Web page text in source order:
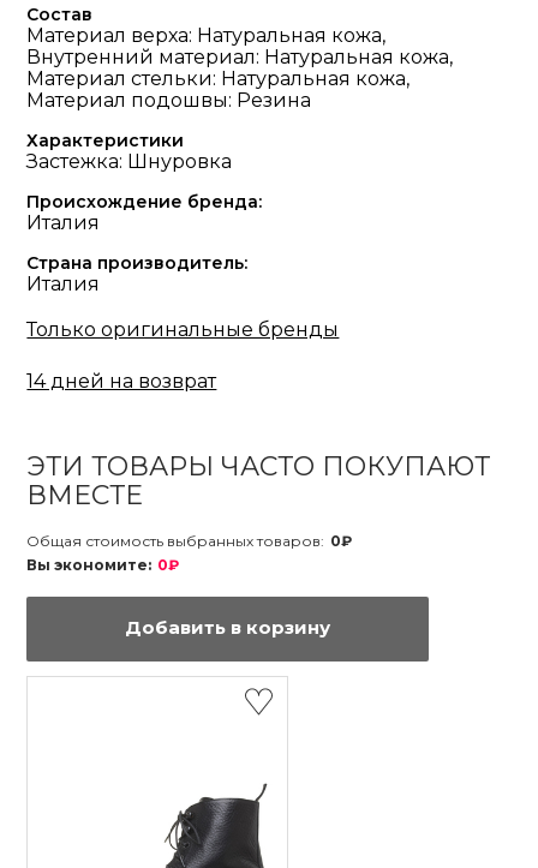
Состав
Материал верха: Натуральная кожа,
Внутренний материал: Натуральная кожа,
Материал стельки: Натуральная кожа,
Материал подошвы: Резина
Характеристики
Застежка: Шнуровка
Происхождение бренда:
Италия
Страна производитель:
Италия
Только оригинальные бренды
14 дней на возврат
ЭТИ ТОВАРЫ ЧАСТО ПОКУПАЮТ
ВМЕСТЕ
Общая стоимость выбранных товаров: 0₽
Вы экономите: 0₽
Добавить в корзину